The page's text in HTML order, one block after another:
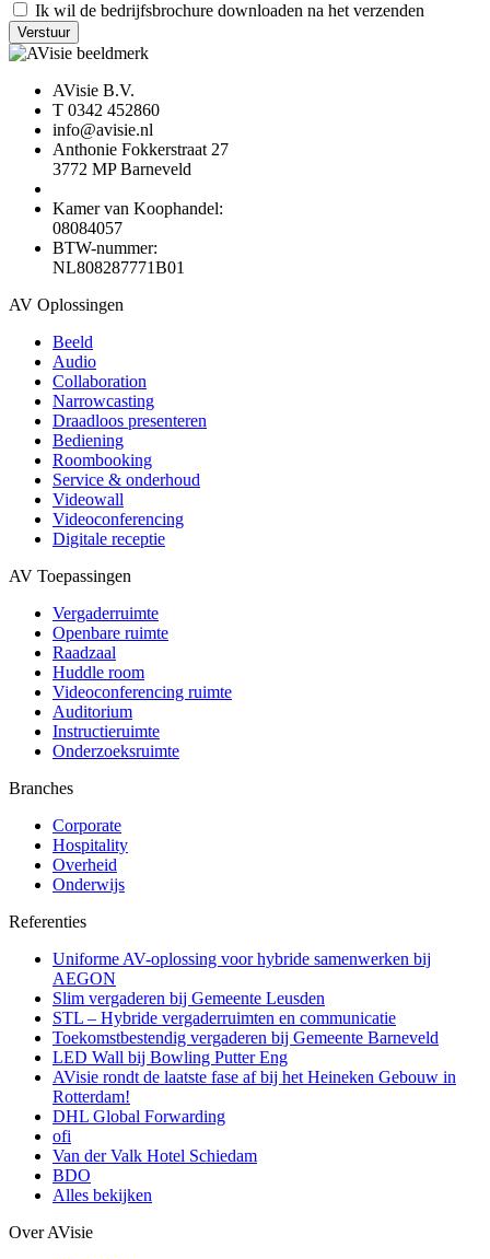
Ik wil de bedrijfsbrochure downloaden na het verzenden
Verstuur
AVisie B.V.
T 0342 452860
info@avisie.nl
Anthonie Fokkerstraat 27
3772 MP Barneveld
Kamer van Koophandel:
08084057
BTW-nummer:
NL808287771B01
AV Oplossingen
Beeld
Audio
Collaboration
Narrowcasting
Draadloos presenteren
Bediening
Roombooking
Service & onderhoud
Videowall
Videoconferencing
Digitale receptie
AV Toepassingen
Vergaderruimte
Openbare ruimte
Raadzaal
Huddle room
Videoconferencing ruimte
Auditorium
Instructieruimte
Onderzoeksruimte
Branches
Corporate
Hospitality
Overheid
Onderwijs
Referenties
Uniforme AV-oplossing voor hybride samenwerken bij
AEGON
Slim vergaderen bij Gemeente Leusden
STL – Hybride vergaderruimten en communicatie
Toekomstbestendig vergaderen bij Gemeente Barneveld
LED Wall bij Bowling Putter Eng
AVisie rondt de laatste fase af bij het Heineken Gebouw in
Rotterdam!
DHL Global Forwarding
ofi
Van der Valk Hotel Schiedam
BDO
Alles bekijken
Over AVisie